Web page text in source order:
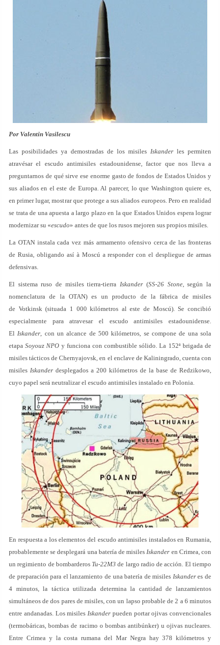
Por Valentin Vasilescu
Las posibilidades ya demostradas de los misiles Iskander les permiten
atravésar el escudo antimisiles estadounidense, factor que nos lleva a
preguntarnos de qué sirve ese enorme gasto de fondos de Estados Unidos y
sus aliados en el este de Europa. Al parecer, lo que Washington quiere es,
en primer lugar, mostrar que protege a sus aliados europeos. Pero en realidad
se trata de una apuesta a largo plazo en la que Estados Unidos espera lograr
modernizar su «escudo» antes de que los rusos mejoren sus propios misiles.
La OTAN instala cada vez más armamento ofensivo cerca de las fronteras
de Rusia, obligando así à Moscú a responder con el despliegue de armas
defensivas.
El sistema ruso de misiles tierra-tierraIskander (SS-26 Stone, según la
nomenclatura de la OTAN) es un producto de la fábrica de misiles
de Votkinsk (situada 1 000 kilómetros al este de Moscú). Se concibió
especialmente para atravesar el escudo antimisiles estadounidense.
ElIskander, con un alcance de 500 kilómetros, se compone de una sola
etapaSoyouz NPO y funciona con combustible sólido. La 152ª brigada de
misiles tácticos de Chernyajovsk, en el enclave de Kaliningrado, cuenta con
misiles Iskander desplegados a 200 kilómetros de la base de Redzikowo,
cuyo papel será neutralizar el escudo antimisiles instalado en Polonia.
En respuesta a los elementos del escudo antimisiles instalados en Rumania,
probablemente se desplegará una batería de misiles Iskander en Crimea, con
un regimiento de bombarderos Tu-22M3 de largo radio de acción. El tiempo
de preparación para el lanzamiento de una batería de misiles Iskanderes de
4 minutos, la táctica utilizada determina la cantidad de lanzamientos
simultáneos de dos pares de misiles, con un lapso probable de 2 a 6 minutos
entre andanadas. Los misiles Iskander pueden portar ojivas convencionales
(termobáricas, bombas de racimo o bombas antibúnker) u ojivas nucleares.
Entre Crimea y la costa rumana del Mar Negra hay 378 kilómetros y